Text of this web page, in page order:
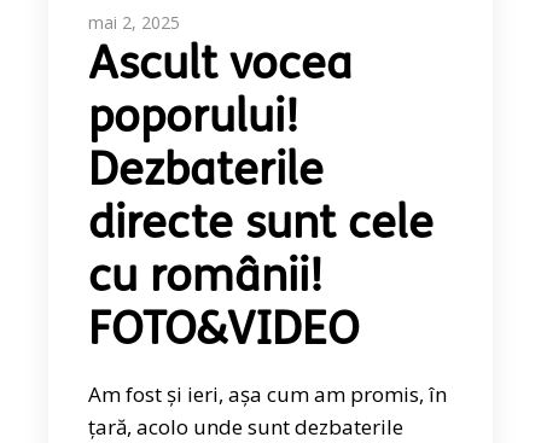
mai 2, 2025
Ascult vocea
poporului!
Dezbaterile
directe sunt cele
cu românii!
FOTO&VIDEO
Am fost și ieri, așa cum am promis, în
țară, acolo unde sunt dezbaterile